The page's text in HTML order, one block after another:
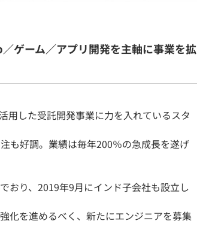
ゲーム／アプリ開発を主軸に事業を拡
用した受託開発事業に力を入れているスタ
も好調。業績は毎年200％の急成長を遂げ
おり、2019年9月にインド子会社も設立し
化を進めるべく、新たにエンジニアを募集